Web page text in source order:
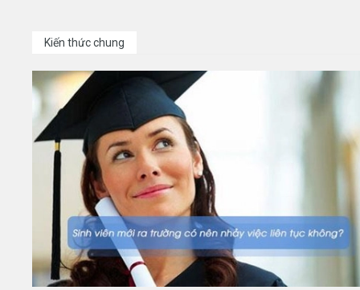
Kiến thức chung